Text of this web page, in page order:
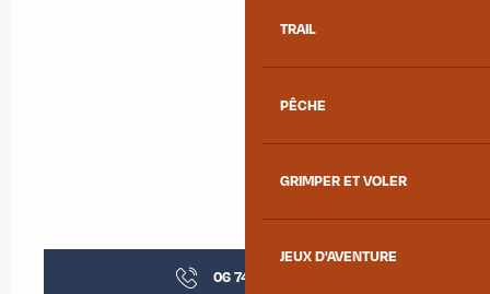
TRAIL
PÊCHE
GRIMPER ET VOLER
JEUX D'AVENTURE
06 74 77 73